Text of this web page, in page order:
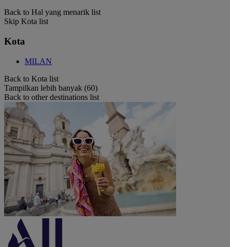
Back to Hal yang menarik list
Skip Kota list
Kota
MILAN
Back to Kota list
Tampilkan lebih banyak (60)
Back to other destinations list